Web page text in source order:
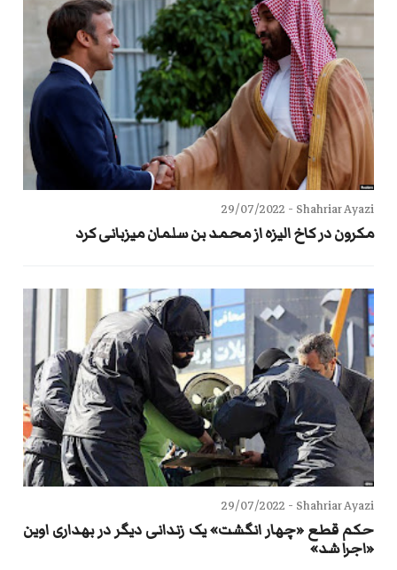
Shahriar Ayazi -
29/07/2022
مکرون در کاخ الیزه از محمد بن سلمان میزبانی کرد
Shahriar Ayazi -
29/07/2022
حکم قطع «چهار انگشت» یک زندانی دیگر در بهداری اوین
«اجرا شد»